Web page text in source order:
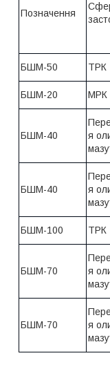
Позначення
БШМ-50 ТРК
БШМ-20 МРК
БШМ-40
я
БШМ-40
я
БШМ-100 ТРК
БШМ-70
я
БШМ-70
я